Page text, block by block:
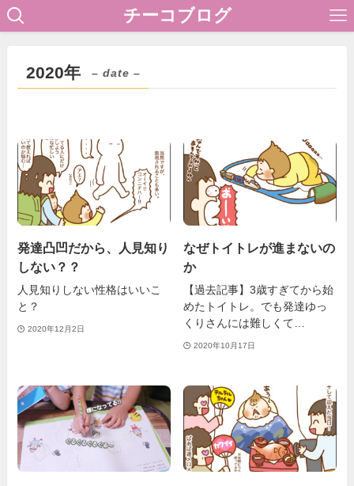
チーコブログ
2020年 – date –
発達凸凹だから、人見知り
しない？？
人見知りしない性格はいいこ
と？
2020年12月2日
なぜトイトレが進まないの
か
【過去記事】3歳すぎてから始
めたトイトレ。でも発達ゆっ
くりさんには難しくて…
2020年10月17日